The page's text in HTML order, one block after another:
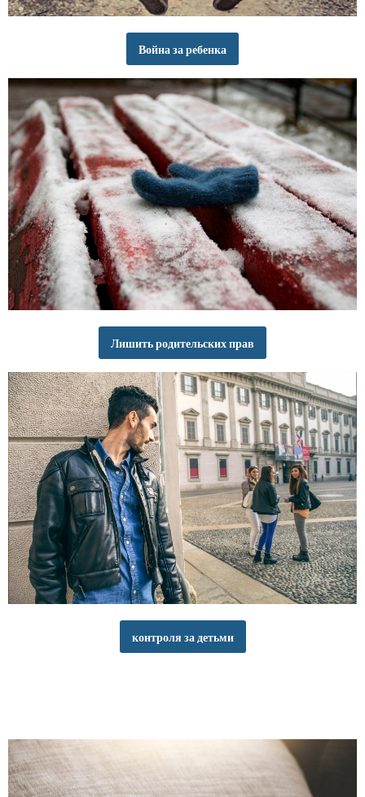
Война за ребенка
Лишить родительских прав
контроля за детьми